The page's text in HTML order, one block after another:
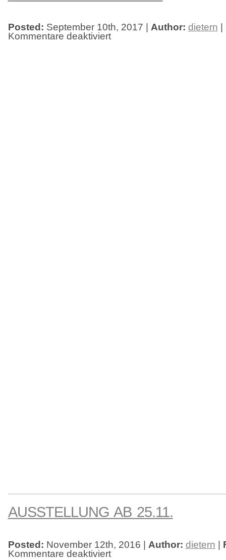
Posted: September 10th, 2017 | Author: dietern
Kommentare deaktiviertfür
Berührungspunkte
AUSSTELLUNG AB 25.11.
Posted: November 12th, 2016 | Author: dietern |
Kommentare deaktiviertfür
Ausstellung